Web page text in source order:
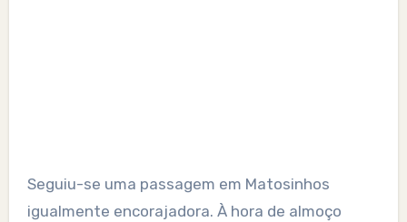
Seguiu-se uma passagem em Matosinhos
igualmente encorajadora. À hora de almoço